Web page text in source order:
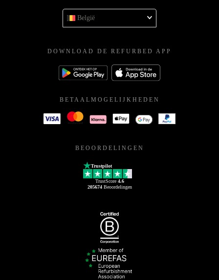
België
DOWNLOAD DE REFURBED APP
BETAALMOGELIJKHEDEN
BEOORDELINGEN
Trustpilot
TrustScore 4.6
205674Beoordelingen